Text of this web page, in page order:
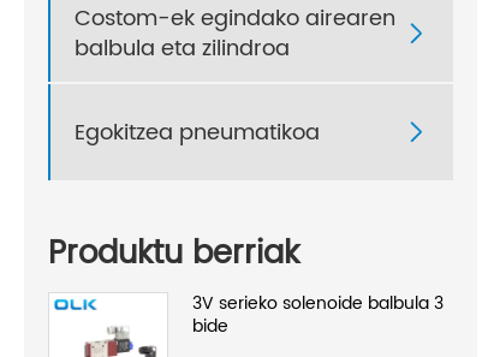
Costom-ek egindako airearen
balbula eta zilindroa

Egokitzea pneumatikoa 
Produktu berriak
3V serieko solenoide balbula 3
bide